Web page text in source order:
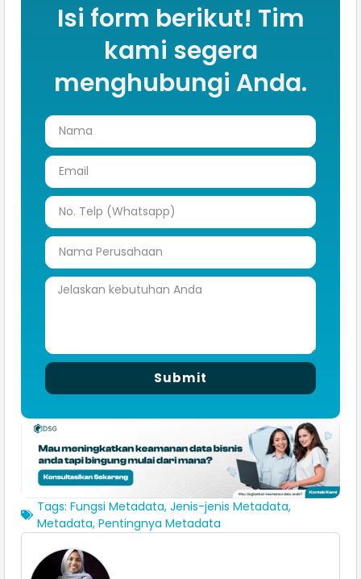
Isi form berikut! Tim
kami segera
menghubungi Anda.
Submit
Tags: Fungsi Metadata, Jenis-jenis Metadata,
Metadata, Pentingnya Metadata